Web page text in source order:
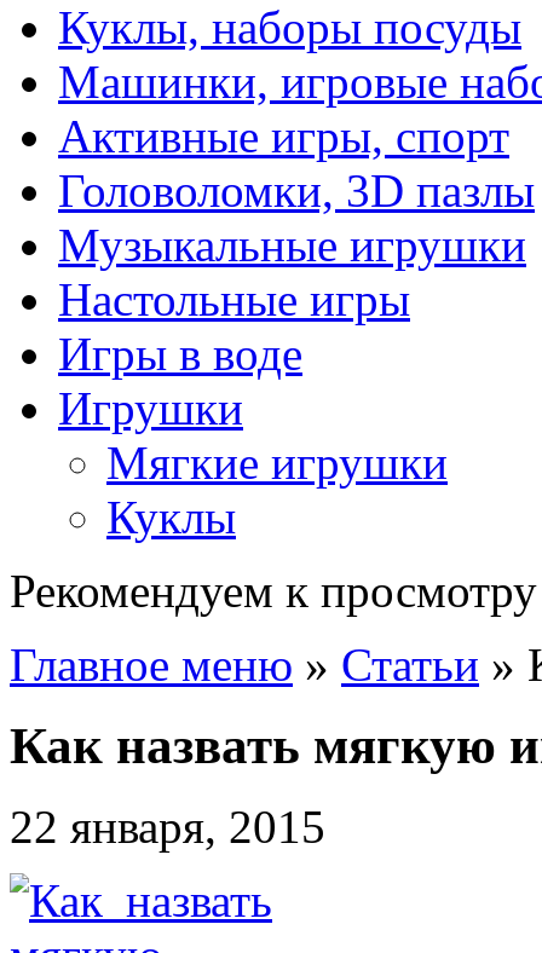
Куклы, наборы посуды
Машинки, игровые
Активные игры, спорт
Головоломки, 3D пазлы
Музыкальные игрушки
Настольные игры
Игры в воде
Игрушки
Мягкие игрушки
Куклы
Рекомендуем к просмотру
Главное меню » Статьи »
Как назвать мягкую
22 января, 2015